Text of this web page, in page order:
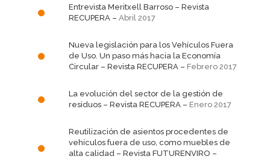
Entrevista Meritxell Barroso – Revista
RECUPERA – Abril 2017
Nueva legislación para los Vehículos Fuera
de Uso. Un paso más hacia la Economía
Circular – Revista RECUPERA – Febrero 2017
La evolución del sector de la gestión de
residuos – Revista RECUPERA – Enero 2017
Reutilización de asientos procedentes de
vehículos fuera de uso, como muebles de
alta calidad – Revista FUTURENVIRO –